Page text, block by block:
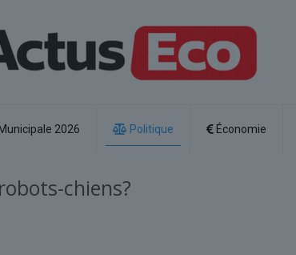
Municipale 2026 Politique Économie
chiens?